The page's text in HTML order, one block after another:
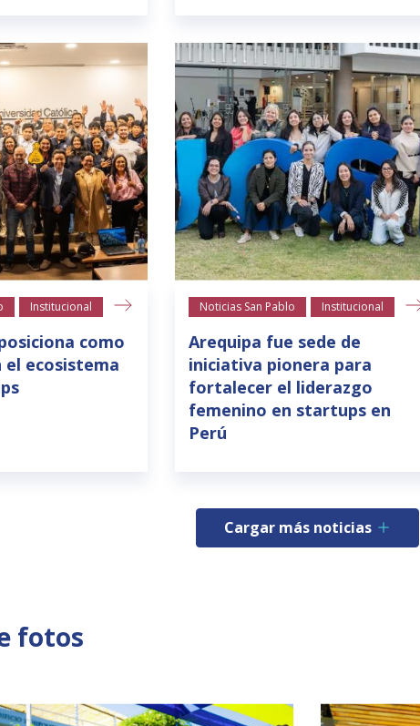
Institucional
como
ecosistema
Noticias San Pablo Institucional
Arequipa fue sede de
iniciativa pionera para
fortalecer el liderazgo
femenino en startups en
Perú
Cargar más noticias
fotos